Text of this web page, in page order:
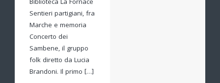
Biblioteca La Fornace
Sentieri partigiani, fra
Marche e memoria
Concerto dei
Sambene, il gruppo
folk diretto da Lucia
Brandoni. Il primo […]